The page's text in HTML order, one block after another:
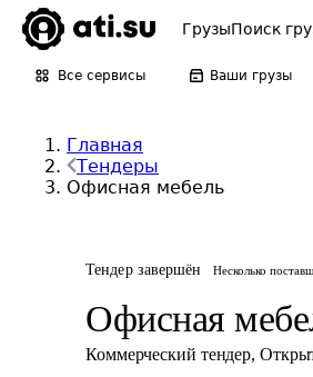
ГрузыПоиск
Все сервисы Ваши грузы
Главная
Тендеры
Офисная мебель
Тендер завершён Несколько
Офисная
Коммерческий тендер,